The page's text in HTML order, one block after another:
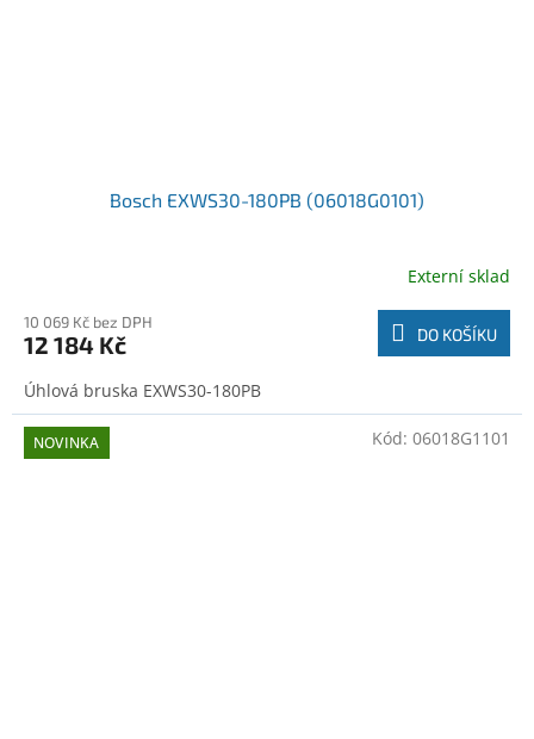
Bosch EXWS30-180PB (06018G0101)
Externí sklad
10 069 Kč bez DPH
12 184 Kč DO KOŠÍKU
Úhlová bruska EXWS30-180PB
NOVINKA Kód: 06018G1101